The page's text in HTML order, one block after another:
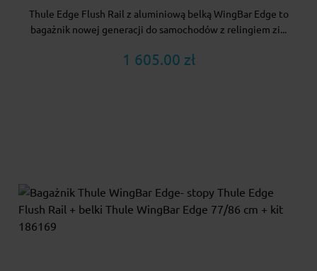
Thule Edge Flush Rail z aluminiową belką WingBar Edge to
bagażnik nowej generacji do samochodów z relingiem zi...
1 605.00 zł